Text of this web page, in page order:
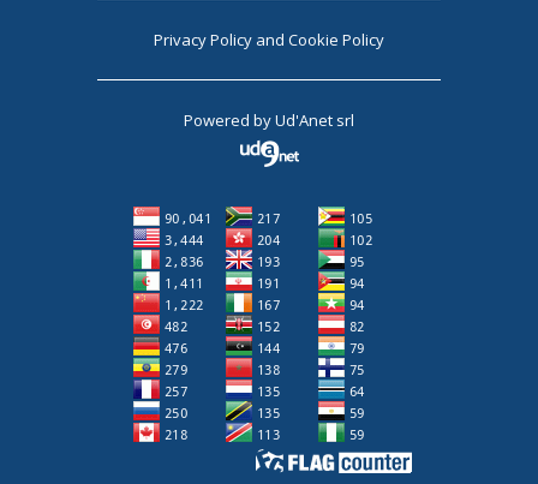
Privacy Policy and Cookie Policy
Powered byUd'Anet srl